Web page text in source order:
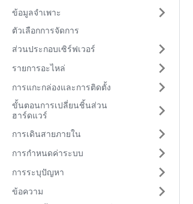
ข้อมูลจำเพาะ
ตัวเลือกการจัดการ
ส่วนประกอบเซิร์ฟเวอร์
รายการอะไหล่
การแกะกล่องและการติดตั้ง
ขั้นตอนการเปลี่ยนชิ้นส่วน
ฮาร์ดแวร์
การเดินสายภายใน
การกำหนดค่าระบบ
การระบุปัญหา
ข้อความ